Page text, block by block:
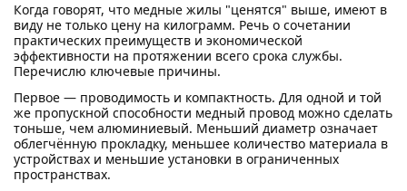
Когда говорят, что медные жилы "ценятся" выше, имеют в
виду не только цену на килограмм. Речь о сочетании
практических преимуществ и экономической
эффективности на протяжении всего срока службы.
Перечислю ключевые причины.
Первое — проводимость и компактность. Для одной и той
же пропускной способности медный провод можно сделать
тоньше, чем алюминиевый. Меньший диаметр означает
облегчённую прокладку, меньшее количество материала в
устройствах и меньшие установки в ограниченных
пространствах.